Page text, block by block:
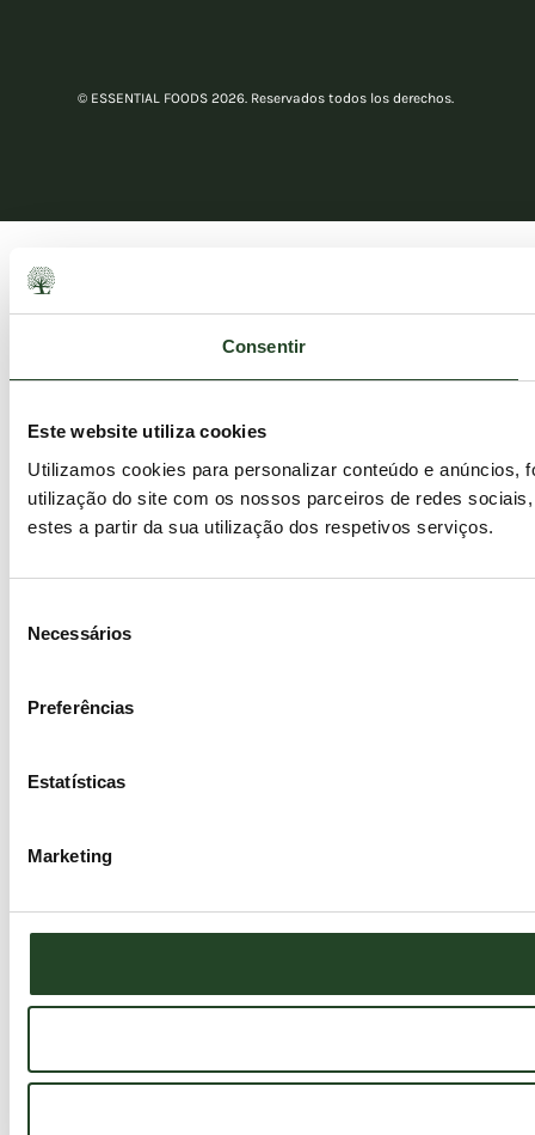
Consentir
Este website utiliza cookies
Utilizamos cookies para personalizar conteúdo e anúncios,
utilização do site com os nossos parceiros de redes
estes a partir da sua utilização dos respetivos serviços.
Necessários
Preferências
Estatísticas
Marketing
© ESSENTIAL FOODS 2026. Reservados todos los derechos.